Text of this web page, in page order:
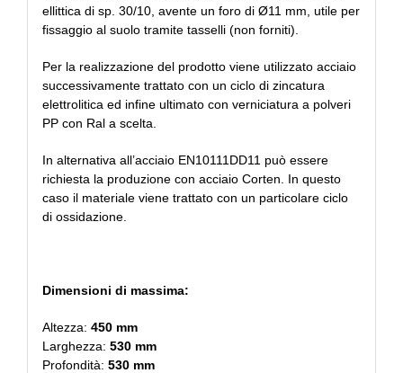
ellittica di sp. 30/10, avente un foro di Ø11 mm, utile per
fissaggio al suolo tramite tasselli (non forniti).
Per la realizzazione del prodotto viene utilizzato acciaio
successivamente trattato con un ciclo di zincatura
elettrolitica ed infine ultimato con verniciatura a polveri
PP con Ral a scelta.
In alternativa all’acciaio EN10111DD11 può essere
richiesta la produzione con acciaio Corten. In questo
caso il materiale viene trattato con un particolare ciclo
di ossidazione.
Dimensioni di massima:
Altezza: 450 mm
Larghezza: 530 mm
Profondità: 530 mm